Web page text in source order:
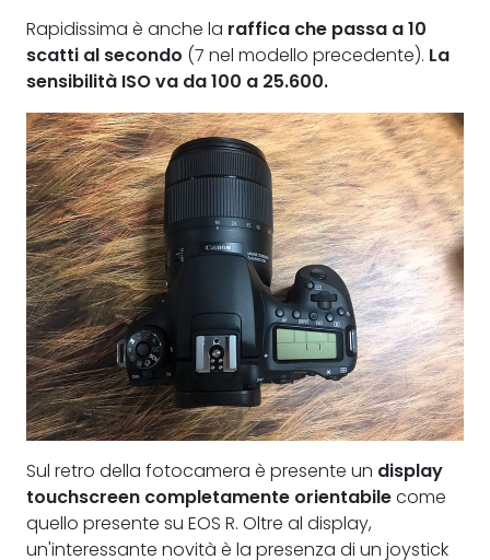
Rapidissima è anche la raffica che passa a 10
scatti al secondo (7 nel modello precedente). La
sensibilità ISO va da 100 a 25.600.
Sul retro della fotocamera è presente un display
touchscreen completamente orientabilecome
quello presente su EOS R. Oltre al display,
un'interessante novità è la presenza di un joystick